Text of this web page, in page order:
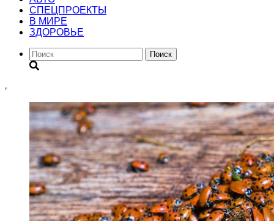
СПЕЦПРОЕКТЫ
В МИРЕ
ЗДОРОВЬЕ
Поиск